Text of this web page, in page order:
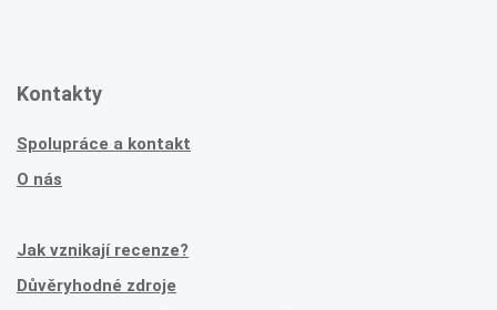
Kontakty
Spolupráce a kontakt
O nás
Jak vznikají recenze?
Důvěryhodné zdroje